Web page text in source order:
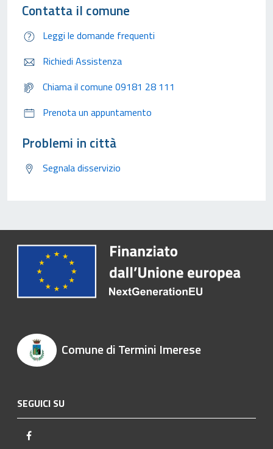
Contatta il comune
Leggi le domande frequenti
Richiedi Assistenza
Chiama il comune 09181 28 111
Prenota un appuntamento
Problemi in città
Segnala disservizio
Comune di Termini Imerese
SEGUICI SU